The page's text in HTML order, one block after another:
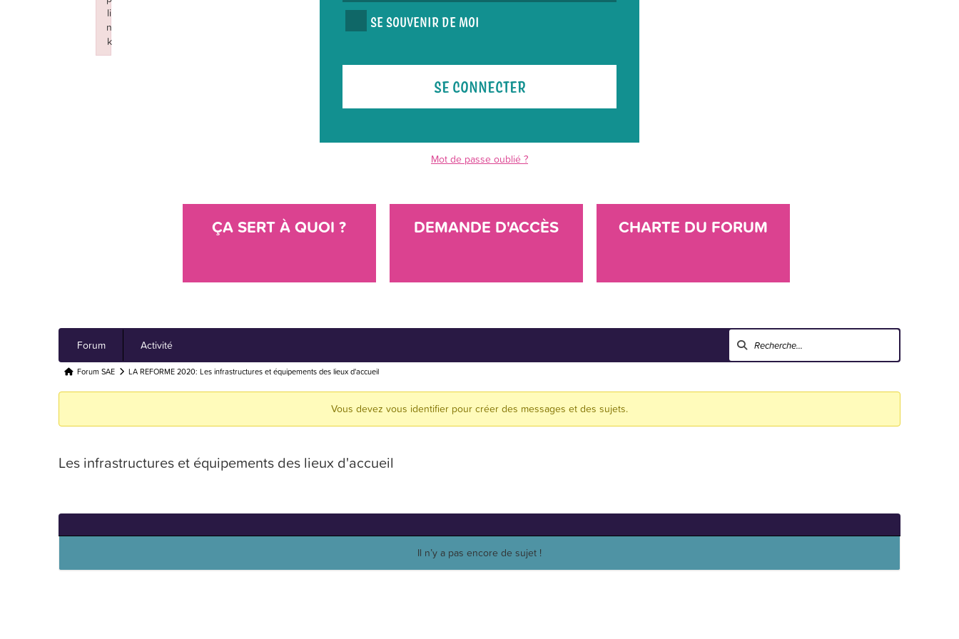
SE SOUVENIR DE MOI
Mot de passe oublié ?
ÇA SERT À QUOI ? DEMANDE D'ACCÈS CHARTE DU FORUM
forum
Forum Activité
Fil
d’Ariane
forum –
êtes
Forum SAE LA REFORME 2020: Les infrastructures et équipements des lieux d'accueil
Vous devez vous identifier pour créer des messages et des sujets.
Les infrastructures et équipements des lieux d'accueil
Il n’y a pas encore de sujet !
li
n
k
Failed to initialize plugin: wplink